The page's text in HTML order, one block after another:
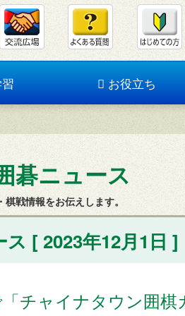
お役立ち
碁ニュース
戦情報をお伝えします。
ス [ 2023年12月1日 ]
チャイナタウン囲棋